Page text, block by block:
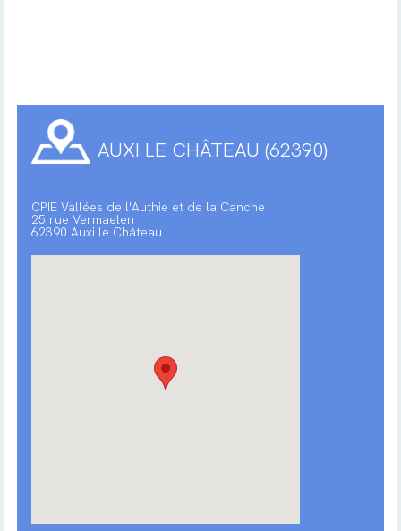
AUXI LE CHÂTEAU (62390)
CPIE Vallées de l'Authie et de la Canche
25 rue Vermaelen
62390 Auxi le Château